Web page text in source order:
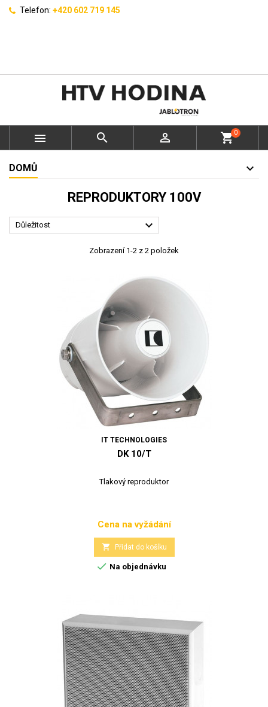
Telefon: +420 602 719 145
   shopping_cart0
DOMŮ
REPRODUKTORY 100V
Důležitost 
Zobrazení 1-2 z 2 položek
IT TECHNOLOGIES
DK 10/T
Tlakový reproduktor
Cena
Cena na vyžádání
 Přidat do košíku
 Na objednávku